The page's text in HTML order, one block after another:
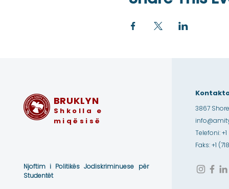
BRUKLYN
Shkolla e
miqësisë
Njoftim i Politikës Jodiskriminuese për
Studentët
3867
Telefoni:
Faks: +1